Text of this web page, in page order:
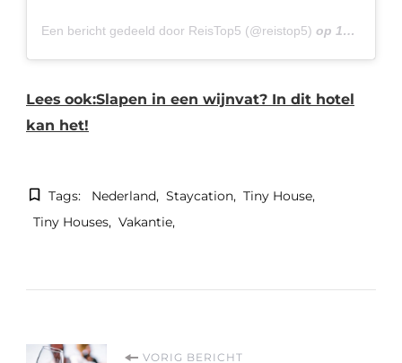
Een bericht gedeeld door ReisTop5 (@reistop5) op 12 Mrt 2020 om 1:26 (PDT)
Lees ook:Slapen in een wijnvat? In dit hotel
kan het!
Tags: Nederland Staycation
Tiny House
Tiny Houses
Vakantie
VORIG BERICHT